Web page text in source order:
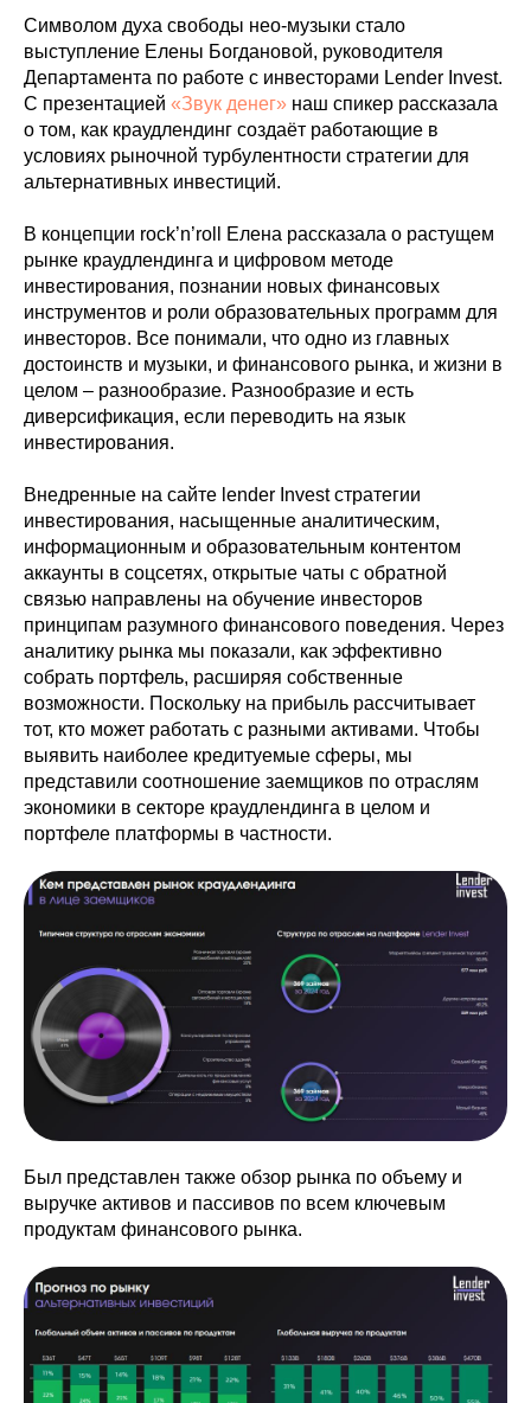
Символом духа свободы нео-музыки стало
выступление Елены Богдановой, руководителя
Департамента по работе с инвесторами Lender Invest.
С презентацией «Звук денег» наш спикер рассказала
о том, как краудлендинг создаёт работающие в
условиях рыночной турбулентности стратегии для
альтернативных инвестиций.
В концепции rock’n’roll Елена рассказала о растущем
рынке краудлендинга и цифровом методе
инвестирования, познании новых финансовых
инструментов и роли образовательных программ для
инвесторов. Все понимали, что одно из главных
достоинств и музыки, и финансового рынка, и жизни в
целом – разнообразие. Разнообразие и есть
диверсификация, если переводить на язык
инвестирования.
Внедренные на сайте lender Invest стратегии
инвестирования, насыщенные аналитическим,
информационным и образовательным контентом
аккаунты в соцсетях, открытые чаты с обратной
связью направлены на обучение инвесторов
принципам разумного финансового поведения. Через
аналитику рынка мы показали, как эффективно
собрать портфель, расширяя собственные
возможности. Поскольку на прибыль рассчитывает
тот, кто может работать с разными активами. Чтобы
выявить наиболее кредитуемые сферы, мы
представили соотношение заемщиков по отраслям
экономики в секторе краудлендинга в целом и
портфеле платформы в частности.
Был представлен также обзор рынка по объему и
выручке активов и пассивов по всем ключевым
продуктам финансового рынка.